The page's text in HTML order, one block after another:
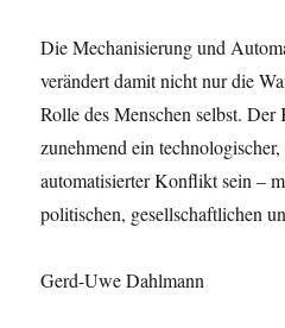
Die Mechanisierung und
verändert damit nicht nur die
Rolle des Menschen selbst.
zunehmend ein
automatisierter Konflikt sein –
politischen, gesellschaftlichen
Gerd-Uwe Dahlmann